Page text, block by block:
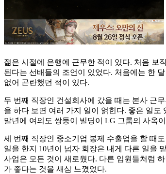
젊은 시절에 은행에 근무한 적이 있다. 처음 보
된다는 선배들의 조언이 있었다. 처음에는 한
없어 곤란했던 적이 있다.
두 번째 직장인 건설회사에 갔을 때는 본사 근
을 하다 보면 여러 가지 일이 얽힌다. 좋은 일
말년에 여의도 쌍둥이 빌딩이 LG 그룹의 사옥
세 번째 직장인 중소기업 봉제 수출업을 할 때
일을 한지 10년이 넘자 회장은 내게 다른 일을
사업은 모든 것이 새로웠다. 다른 임원들처럼
가 좋다는 것을 새삼 느꼈었다.